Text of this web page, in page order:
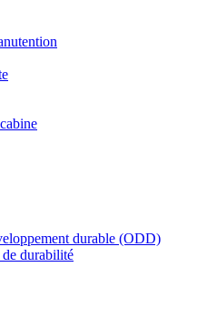
durable (ODD)
durabilité